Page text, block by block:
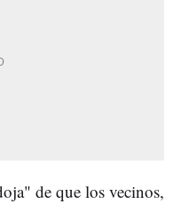
de que los vecinos,